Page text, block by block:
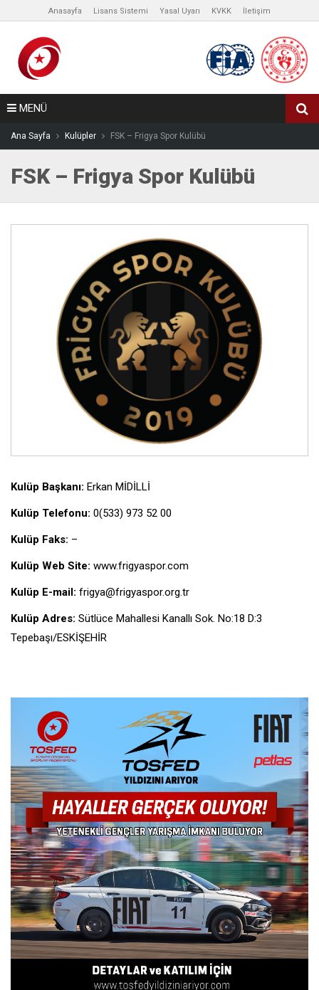
Anasayfa Lisans Sistemi Yasal Uyarı KVKK İletişim
MENÜ
Ana Sayfa Kulüpler FSK – Frigya Spor Kulübü
FSK – Frigya Spor Kulübü
Kulüp Başkanı: Erkan MİDİLLİ
Kulüp Telefonu: 0(533) 973 52 00
Kulüp Faks: –
Kulüp Web Site: www.frigyaspor.com
Kulüp E-mail: frigya@frigyaspor.org.tr
Kulüp Adres: Sütlüce Mahallesi Kanallı Sok. No:18 D:3
Tepebaşı/ESKİŞEHİR